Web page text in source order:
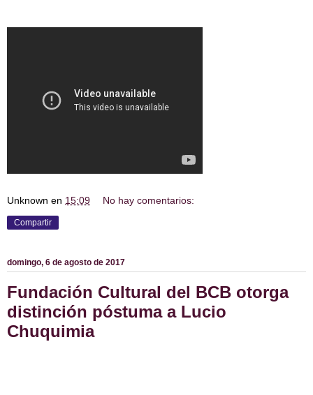
Unknown en 15:09 No hay comentarios:
Compartir
domingo, 6 de agosto de 2017
Fundación Cultural del BCB otorga
distinción póstuma a Lucio
Chuquimia